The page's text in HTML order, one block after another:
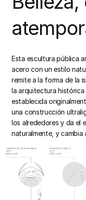
Esta escultura pública
acero con un estilo
remite a la forma de la
la arquitectura histórica
establecida
una construcción
los alrededores y da el
naturalmente, y cambia